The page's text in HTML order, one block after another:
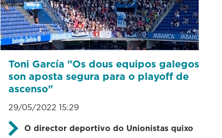
Toni García "Os dous equipos galegos
son aposta segura para o playoff de
ascenso"
29/05/2022 15:29
O director deportivo do Unionistas quixo